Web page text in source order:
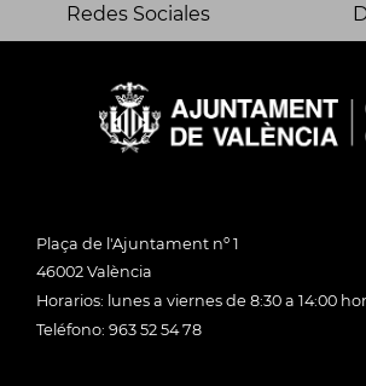
Redes Sociales
Plaça de l'Ajuntament nº 1
46002 València
Horarios: lunes a viernes de 8:30 a 14:00
Teléfono: 963 52 54 78